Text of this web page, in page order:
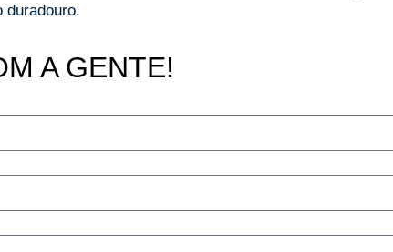
duradouro.
A GENTE!